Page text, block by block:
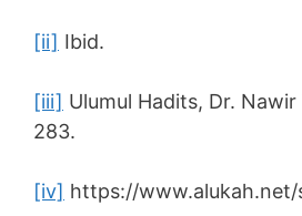
[ii] Ibid.
[iii] Ulumul Hadits, Dr. Nawir
283.
[iv] https://